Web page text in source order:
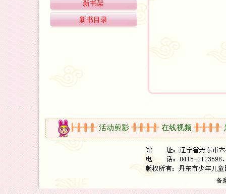
新书架
新书目录
开放时间 活动剪影 在线视频 新
备